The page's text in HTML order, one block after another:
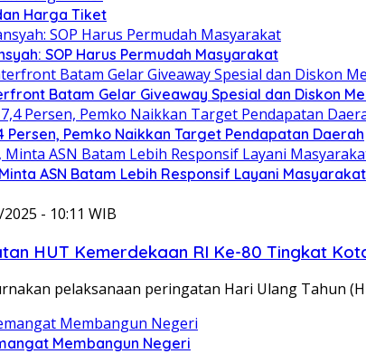
Harga Tiket
SOP Harus Permudah Masyarakat
Batam Gelar Giveaway Spesial dan Diskon
Pemko Naikkan Target Pendapatan Daerah
ASN Batam Lebih Responsif Layani Masyarakat
- 10:11 WIB
HUT Kemerdekaan RI Ke-80 Tingkat
pelaksanaan peringatan Hari Ulang Tahun
Membangun Negeri